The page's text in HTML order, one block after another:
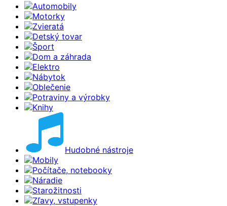
Automobily
Motorky
Zvieratá
Detský tovar
Šport
Dom a záhrada
Elektro
Nábytok
Oblečenie
Potraviny a výrobky
Knihy
Hudobné nástroje
Mobily
Počítače, notebooky
Náradie
Starožitnosti
Zľavy, vstupenky